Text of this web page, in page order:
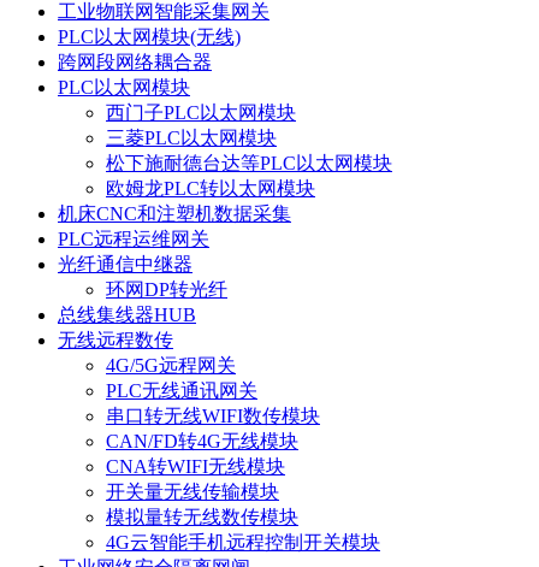
工业物联网智能采集网关
PLC以太网模块(无线)
跨网段网络耦合器
PLC以太网模块
西门子PLC以太网模块
三菱PLC以太网模块
松下施耐德台达等PLC以太网模块
欧姆龙PLC转以太网模块
机床CNC和注塑机数据采集
PLC远程运维网关
光纤通信中继器
环网DP转光纤
总线集线器HUB
无线远程数传
4G/5G远程网关
PLC无线通讯网关
串口转无线WIFI数传模块
CAN/FD转4G无线模块
CNA转WIFI无线模块
开关量无线传输模块
模拟量转无线数传模块
4G云智能手机远程控制开关模块